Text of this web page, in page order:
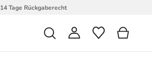
14 Tage Rückgaberecht